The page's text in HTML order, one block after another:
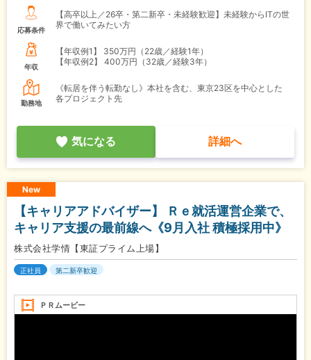
応募条件
【高卒以上／26卒・第二新卒・未経験歓迎】未経験からITの世
界で働いてみたい方
年収
【年収例1】
350万円（22歳／経験1年）
【年収例2】
400万円（32歳／経験3年）
勤務地
《転居を伴う転勤なし》本社を含む、東京23区を中心とした
各プロジェクト先
気になる 詳細へ
New
【キャリアアドバイザー】 Ｒｅ就活運営企業で、
キャリア支援の最前線へ《9月入社 積極採用中》
株式会社学情【東証プライム上場】
正社員 第二新卒歓迎
ＰＲムービー